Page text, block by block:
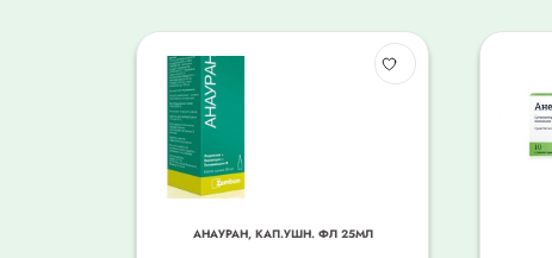
АНАУРАН, КАП.УШН. ФЛ 25МЛ